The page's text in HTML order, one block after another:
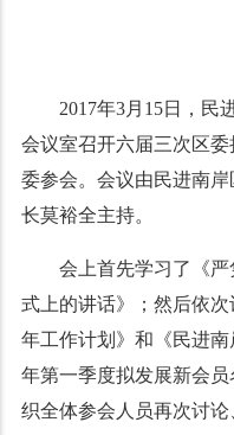
2017年3月15日，民
会议室召开六届三次区
委参会。会议由民进南
长莫裕全主持。
会上首先学习了《
式上的讲话》；然后依
年工作计划》和《民进南
年第一季度拟发展新会
织全体参会人员再次讨